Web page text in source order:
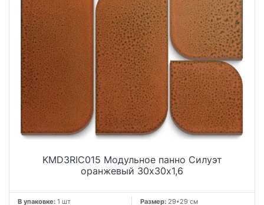
KMD3RIC015 Модульное панно Силуэт
оранжевый 30х30х1,6
В упаковке: 1 шт Размер: 29*29 см